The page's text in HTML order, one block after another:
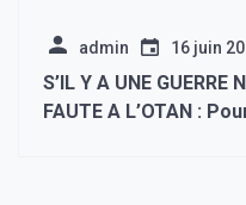
admin 16 juin
S’IL Y A UNE GUERRE
FAUTE A L’OTAN :